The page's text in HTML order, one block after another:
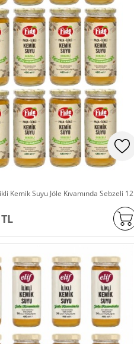
Kemik Suyu Jöle Kıvamında Sebzeli 12